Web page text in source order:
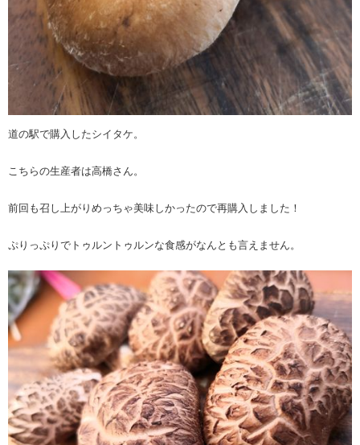
道の駅で購入したシイタケ。
こちらの生産者は高橋さん。
前回も召し上がりめっちゃ美味しかったので再購入しました！
ぷりっぷりでトゥルントゥルンな食感がなんとも言えません。